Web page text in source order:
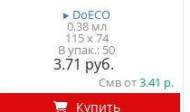
▸ DoECO
0,38 мл
115 x 74
50
3.71
Смв от3.41
Купить